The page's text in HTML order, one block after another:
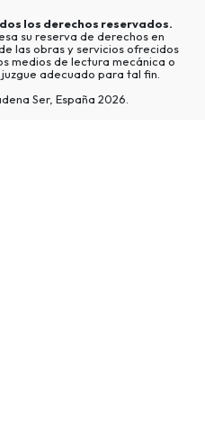
los derechos reservados.
su reserva de derechos en
las obras y servicios ofrecidos
medios de lectura mecánica o
adecuado para tal fin.
Ser, España 2026.